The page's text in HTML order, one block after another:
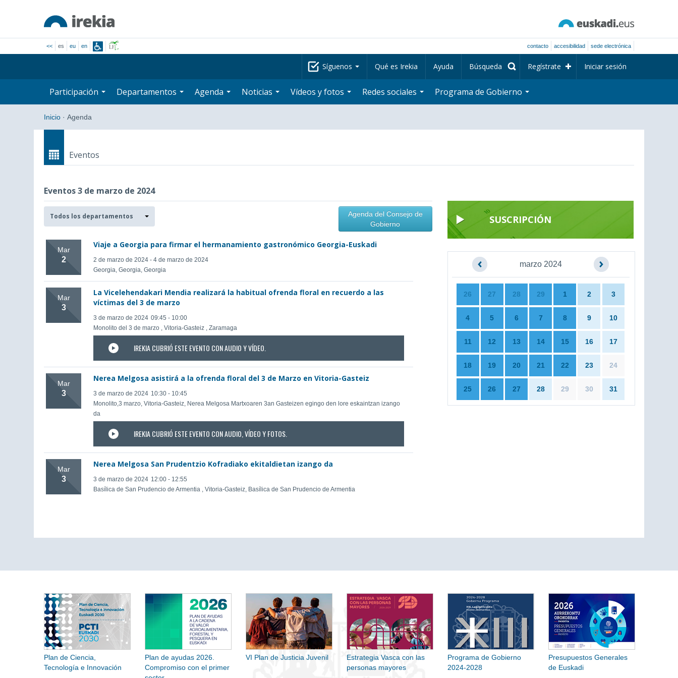
<< es eu en contacto accesibilidad sede electrónica
Síguenos Qué es Irekia Ayuda Búsqueda Regístrate Iniciar sesión
Participación Departamentos Agenda Noticias Vídeos y fotos Redes sociales Programa de Gobierno
Inicio · Agenda
Eventos
Eventos 3 de marzo de 2024
Todos los departamentos
Agenda del Consejo de
Gobierno
Mar
2
Viaje a Georgia para firmar el hermanamiento gastronómico Georgia-Euskadi
2 de marzo de 2024 - 4 de marzo de 2024
Georgia, Georgia, Georgia
Mar
3
La Vicelehendakari Mendia realizará la habitual ofrenda floral en recuerdo a las
víctimas del 3 de marzo
3 de marzo de 2024 09:45 - 10:00
Monolito del 3 de marzo , Vitoria-Gasteiz , Zaramaga
IREKIA CUBRIÓ ESTE EVENTO CON AUDIO Y VÍDEO.
Mar
3
Nerea Melgosa asistirá a la ofrenda floral del 3 de Marzo en Vitoria-Gasteiz
3 de marzo de 2024 10:30 - 10:45
Monolito,3 marzo, Vitoria-Gasteiz, Nerea Melgosa Martxoaren 3an Gasteizen egingo den lore eskaintzan izango
da
IREKIA CUBRIÓ ESTE EVENTO CON AUDIO, VÍDEO Y FOTOS.
Mar
3
Nerea Melgosa San Prudentzio Kofradiako ekitaldietan izango da
3 de marzo de 2024 12:00 - 12:55
Basílica de San Prudencio de Armentia , Vitoria-Gasteiz, Basílica de San Prudencio de Armentia
SUSCRIPCIÓN
marzo 2024
26 27 28 29 1 2 3
4 5 6 7 8 9 10
11 12 13 14 15 16 17
18 19 20 21 22 23 24
25 26 27 28 29 30 31
Plan de Ciencia,
Tecnología e Innovación
Plan de ayudas 2026.
Compromiso con el primer
VI Plan de Justicia Juvenil
Estrategia Vasca con las
personas mayores
Programa de Gobierno
2024-2028
Presupuestos Generales
de Euskadi